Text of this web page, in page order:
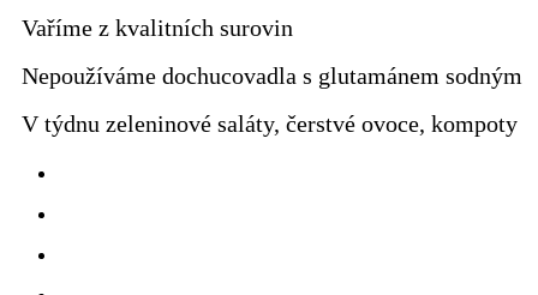
Vaříme z kvalitních surovin
Nepoužíváme dochucovadla s glutamánem sodným
V týdnu zeleninové saláty, čerstvé ovoce, kompoty